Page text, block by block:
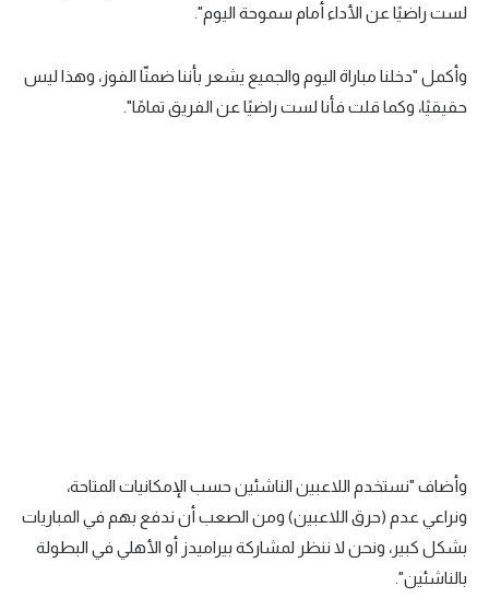
Gamers
لست راضيًا عن الأداء أمام سموحة اليوم".
وأكمل "دخلنا مباراة اليوم والجميع يشعر بأننا ضمنّا الفوز، وهذا ليس
حقيقيًا، وكما قلت فأنا لست راضيًا عن الفريق تمامًا".
وأضاف "نستخدم اللاعبين الناشئين حسب الإمكانيات المتاحة،
ونراعي عدم (حرق اللاعبين) ومن الصعب أن ندفع بهم في المباريات
بشكل كبير، ونحن لا ننظر لمشاركة بيراميدز أو الأهلي في البطولة
بالناشئين".